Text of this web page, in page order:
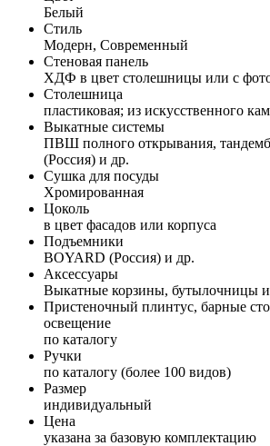
Белый
Стиль
Модерн, Современный
Стеновая панель
ХДФ в цвет столешницы или с
Столешница
пластиковая; из искусственного
Выкатные системы
ПВШ полного открывания,
(Россия) и др.
Сушка для посуды
Хромированная
Цоколь
в цвет фасадов или корпуса
Подъемники
BOYARD (Россия) и др.
Аксессуары
Выкатные корзины, бутылочницы
Пристеночный плинтус, барные
освещение
по каталогу
Ручки
по каталогу (более 100 видов)
Размер
индивидуальный
Цена
указана за базовую комплектацию